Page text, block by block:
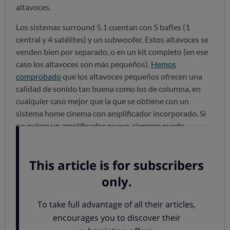
altavoces.
Los sistemas surround 5.1 cuentan con 5 bafles (1
central y 4 satélites) y un subwoofer. Estos altavoces se
venden bien por separado, o en un kit completo (en ese
caso los altavoces son más pequeños). Hemos
comprobadoque los altavoces pequeños ofrecen una
calidad de sonido tan buena como los de columna, en
cualquier caso mejor que la que se obtiene con un
sistema home cinema con amplificador incorporado. Si
no quiere un amplificador nuevo, siempre puede
sobre todo del altavoz.
Colocar bien los altavoces,
indispensable
Es muy importante elegir bien el altavoz más